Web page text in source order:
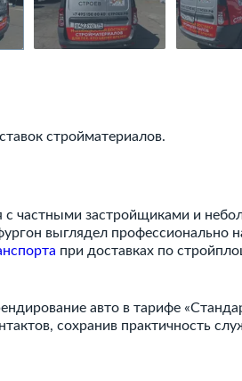
стройматериалов.
с частными застройщиками и
выглядел профессионально
при доставках по
авто в тарифе
сохранив практичность